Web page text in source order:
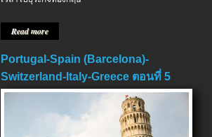
Read more
Portugal-Spain (Barcelona)-
Switzerland-Italy-Greece ตอนที่ 5